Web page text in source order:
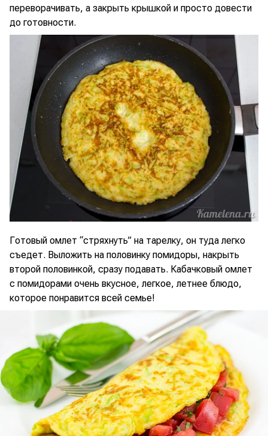
переворачивать, а закрыть крышкой и просто довести
до готовности.
Готовый омлет “стряхнуть” на тарелку, он туда легко
съедет. Выложить на половинку помидоры, накрыть
второй половинкой, сразу подавать. Кабачковый омлет
с помидорами очень вкусное, легкое, летнее блюдо,
которое понравится всей семье!